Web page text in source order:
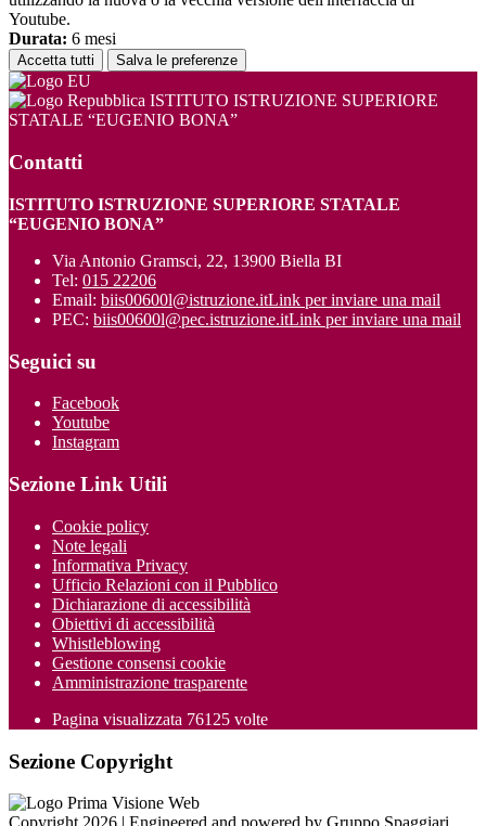
Youtube.
Durata: 6 mesi
Accetta tutti Salva le preferenze
ISTITUTO ISTRUZIONE SUPERIORE
STATALE “EUGENIO BONA”
Contatti
ISTITUTO ISTRUZIONE SUPERIORE STATALE
“EUGENIO BONA”
Via Antonio Gramsci, 22, 13900 Biella BI
Tel: 015 22206
Email: biis00600l@istruzione.itLink per inviare una mail
PEC: biis00600l@pec.istruzione.itLink per inviare una mail
Seguici su
Facebook
Youtube
Instagram
Sezione Link Utili
Cookie policy
Note legali
Informativa Privacy
Ufficio Relazioni con il Pubblico
Dichiarazione di accessibilità
Obiettivi di accessibilità
Whistleblowing
Gestione consensi cookie
Amministrazione trasparente
Pagina visualizzata 76125 volte
Sezione Copyright